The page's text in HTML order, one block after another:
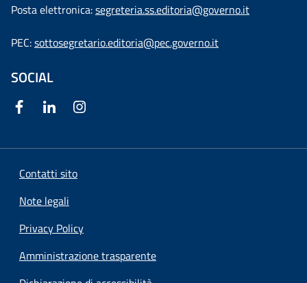
Posta elettronica:segreteria.ss.editoria@governo.it
PEC:sottosegretario.editoria@pec.governo.it
SOCIAL
Contatti sito
Note legali
Privacy Policy
Amministrazione trasparente